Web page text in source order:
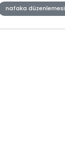
nafaka düzenlemesi